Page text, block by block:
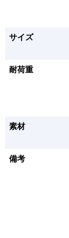
サイズ
耐荷重
素材
備考